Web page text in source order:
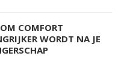
COMFORT
WORDT NA JE